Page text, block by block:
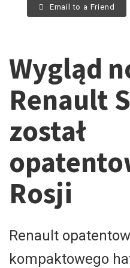
Email to a Friend
Wygląd
Renault
został
Rosji
Renault
kompaktowego